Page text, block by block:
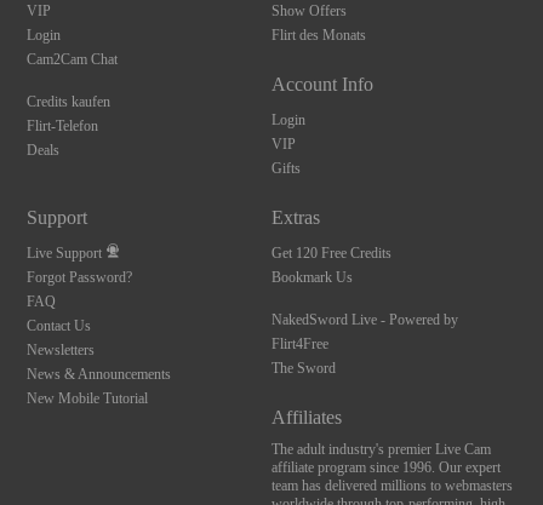
VIP
Login
Cam2Cam Chat
Credits kaufen
Flirt-Telefon
Deals
Show Offers
Flirt des Monats
Account Info
Login
VIP
Gifts
Support
Live Support
Forgot Password?
FAQ
Contact Us
Newsletters
News & Announcements
New Mobile Tutorial
Extras
Get 120 Free Credits
Bookmark Us
NakedSword Live - Powered by
Flirt4Free
The Sword
Affiliates
The adult industry's premier Live Cam
affiliate program since 1996. Our expert
team has delivered millions to webmasters